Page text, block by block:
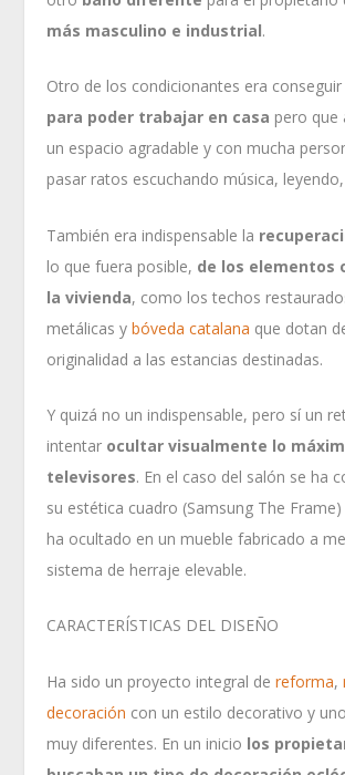
más masculino e industrial.
Otro de los condicionantes era conseguir
para poder trabajar en casa pero que
un espacio agradable y con mucha
pasar ratos escuchando música,
También era indispensable la
lo que fuera posible, de los elementos
la vivienda, como los techos
metálicas ybóveda catalana que dotan
originalidad a las estancias destinadas.
Y quizá no un indispensable, pero sí un
intentar ocultar visualmente lo
televisores. En el caso del salón se ha
su estética cuadro (Samsung The
ha ocultado en un mueble fabricado a
sistema de herraje elevable.
CARACTERÍSTICAS DEL DISEÑO
Ha sido un proyecto integral dereforma,
decoración con un estilo decorativo y
muy diferentes. En un inicio los